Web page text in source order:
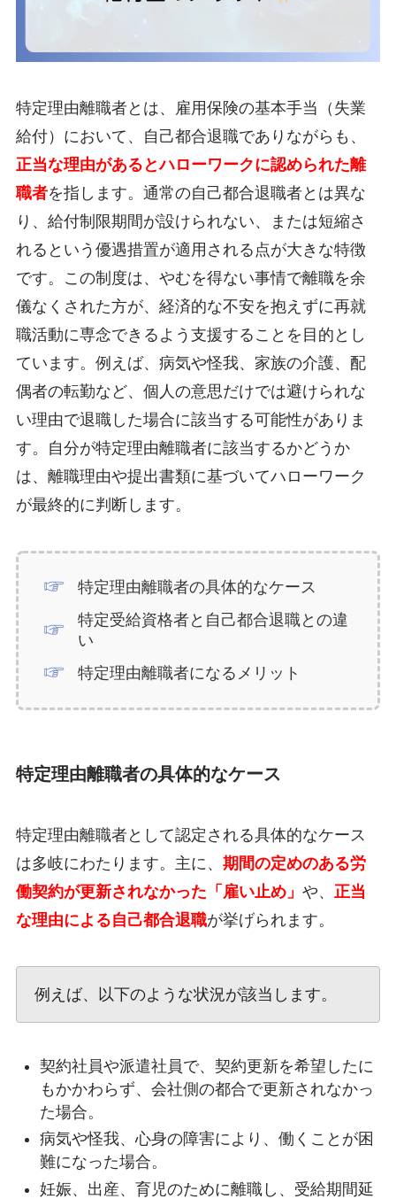
特定理由離職者とは、雇用保険の基本手当（失業
給付）において、自己都合退職でありながらも、
正当な理由があるとハローワークに認められた離
職者を指します。通常の自己都合退職者とは異な
り、給付制限期間が設けられない、または短縮さ
れるという優遇措置が適用される点が大きな特徴
です。この制度は、やむを得ない事情で離職を余
儀なくされた方が、経済的な不安を抱えずに再就
職活動に専念できるよう支援することを目的とし
ています。例えば、病気や怪我、家族の介護、配
偶者の転勤など、個人の意思だけでは避けられな
い理由で退職した場合に該当する可能性がありま
す。自分が特定理由離職者に該当するかどうか
は、離職理由や提出書類に基づいてハローワーク
が最終的に判断します。
特定理由離職者の具体的なケース
特定受給資格者と自己都合退職との違
い
特定理由離職者になるメリット
特定理由離職者の具体的なケース
特定理由離職者として認定される具体的なケース
は多岐にわたります。主に、 期間の定めのある労
働契約が更新されなかった「雇い止め」 や、 正当
な理由による自己都合退職が挙げられます。
例えば、以下のような状況が該当します。
契約社員や派遣社員で、契約更新を希望したに
もかかわらず、会社側の都合で更新されなかっ
た場合。
病気や怪我、心身の障害により、働くことが困
難になった場合。
妊娠、出産、育児のために離職し、受給期間延